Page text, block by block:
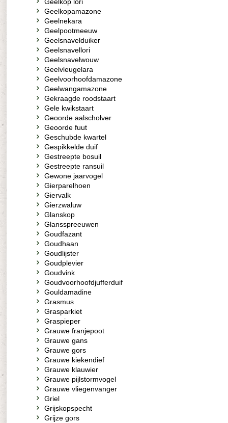
Geelkopamazone
Geelnekara
Geelpootmeeuw
Geelsnavelduiker
Geelsnavellori
Geelsnavelwouw
Geelvleugelara
Geelvoorhoofdamazone
Geelwangamazone
Gekraagde roodstaart
Gele kwikstaart
Geoorde aalscholver
Geoorde fuut
Geschubde kwartel
Gespikkelde duif
Gestreepte bosuil
Gestreepte ransuil
Gewone jaarvogel
Gierparelhoen
Giervalk
Gierzwaluw
Glanskop
Glansspreeuwen
Goudfazant
Goudhaan
Goudlijster
Goudplevier
Goudvink
Goudvoorhoofdjufferduif
Gouldamadine
Grasmus
Grasparkiet
Graspieper
Grauwe franjepoot
Grauwe gans
Grauwe gors
Grauwe kiekendief
Grauwe klauwier
Grauwe pijlstormvogel
Grauwe vliegenvanger
Griel
Grijskopspecht
Grijze gors